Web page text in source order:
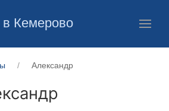
Кемерово
Александр